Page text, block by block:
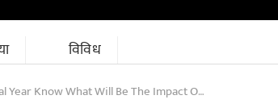
विविध
What Will Be The Impact On Your Pocket